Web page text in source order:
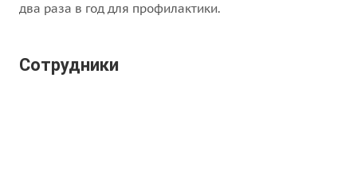
два раза в год для профилактики.
Сотрудники